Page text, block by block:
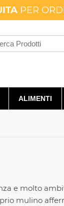
PER
ALIMENTI
e molto
mulino